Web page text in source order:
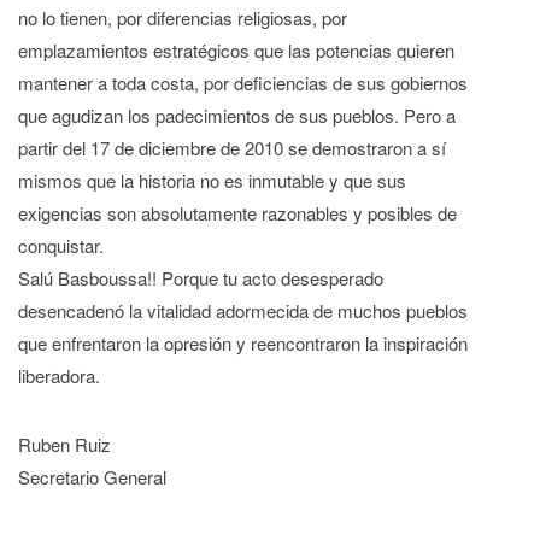
no lo tienen, por diferencias religiosas, por
emplazamientos estratégicos que las potencias quieren
mantener a toda costa, por deficiencias de sus gobiernos
que agudizan los padecimientos de sus pueblos. Pero a
partir del 17 de diciembre de 2010 se demostraron a sí
mismos que la historia no es inmutable y que sus
exigencias son absolutamente razonables y posibles de
conquistar.
Salú Basboussa!! Porque tu acto desesperado
desencadenó la vitalidad adormecida de muchos pueblos
que enfrentaron la opresión y reencontraron la inspiración
liberadora.
Ruben Ruiz
Secretario General